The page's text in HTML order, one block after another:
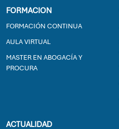
FORMACION
FORMACIÓN CONTINUA
AULA VIRTUAL
MASTER EN ABOGACÍA Y
PROCURA
ACTUALIDAD